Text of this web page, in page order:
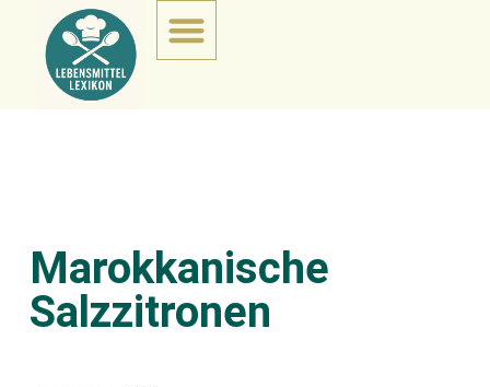
Marokkanische
Salzzitronen